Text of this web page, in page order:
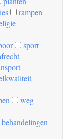
rampen
sport
weg